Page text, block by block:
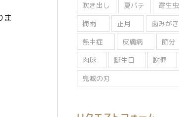
ま
吹き出し
夏バテ 寄生虫
梅雨
正月 歯みがき
熱中症
皮膚病 節分
肉球
誕生日 謝罪
鬼滅の刃